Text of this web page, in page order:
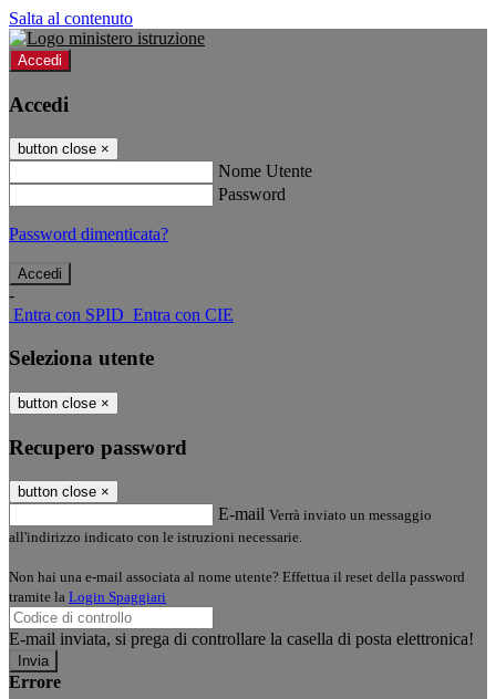
Salta al contenuto
Accedi
Accedi
button close ×
Nome Utente
Password
Password dimenticata?
-
Entra con SPID Entra con CIE
Seleziona utente
button close ×
Recupero password
button close ×
E-mail Verrà inviato un messaggio
all'indirizzo indicato con le istruzioni necessarie.
Non hai una e-mail associata al nome utente? Effettua il reset della password
tramite la Login Spaggiari
E-mail inviata, si prega di controllare la casella di posta elettronica!
Errore